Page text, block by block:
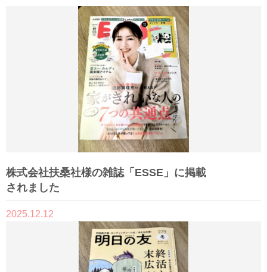
株式会社扶桑社様の雑誌「ESSE」に掲載
されました
2025.12.12